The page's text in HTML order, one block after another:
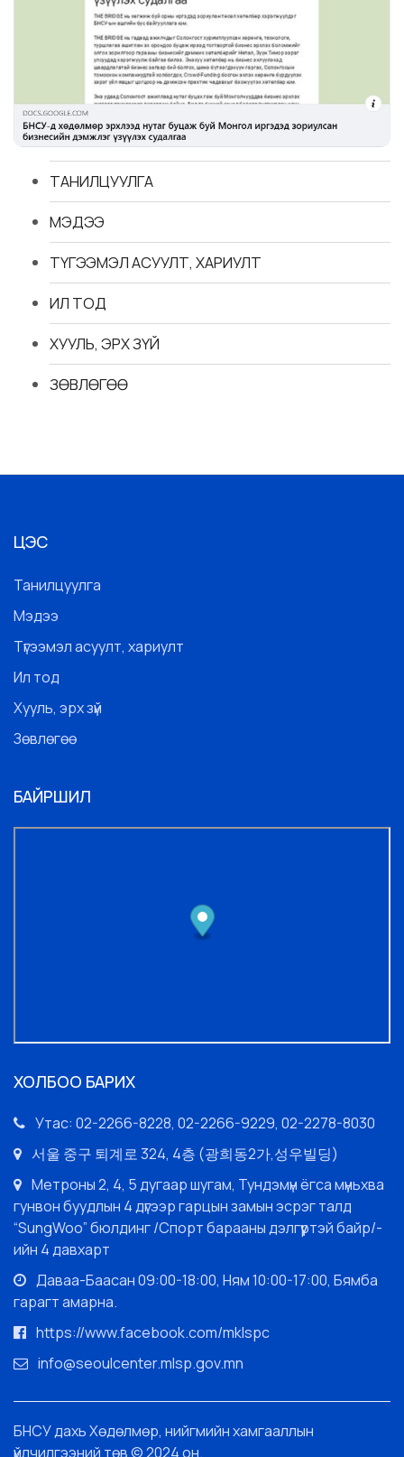
ТАНИЛЦУУЛГА
МЭДЭЭ
ТҮГЭЭМЭЛ АСУУЛТ, ХАРИУЛТ
ИЛ ТОД
ХУУЛЬ, ЭРХ ЗҮЙ
ЗӨВЛӨГӨӨ
ЦЭС
Танилцуулга
Мэдээ
Түгээмэл асуулт, хариулт
Ил тод
Хууль, эрх зүй
Зөвлөгөө
БАЙРШИЛ
ХОЛБОО БАРИХ
Утас: 02-2266-8228, 02-2266-9229, 02-2278-8030
서울 중구 퇴계로 324, 4층 (광희동2가,성우빌딩)
Метроны 2, 4, 5 дугаар шугам, Тундэмүн ёгса мүньхва
гунвон буудлын 4 дүгээр гарцын замын эсрэг талд
“SungWoo” бюлдинг /Спорт барааны дэлгүүртэй байр/-
ийн 4 давхарт
Даваа-Баасан 09:00-18:00, Ням 10:00-17:00, Бямба
гарагт амарна.
https://www.facebook.com/mklspc
info@seoulcenter.mlsp.gov.mn
БНСУ дахь Хөдөлмөр, нийгмийн хамгааллын
үйлчилгээний төв © 2024 он.